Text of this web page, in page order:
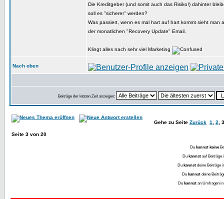
Die Kreditgeber (und somit auch das Risiko!) dahinter
soll es "sicherer" werden?
Was passiert, wenn es mal hart auf hart kommt sieht man
der monatlichen "Recovery Update" Email.
Klingt alles nach sehr viel Marketing
Nach oben
Beiträge der letzten Zeit anzeigen:
Gehe zu Seite Zurück 1 2 3
Seite 3 von 20
Du kannst keine
Du kannst auf Beiträge
Du kannst deine Beiträge
Du kannst deine
Du kannst an Umfragen